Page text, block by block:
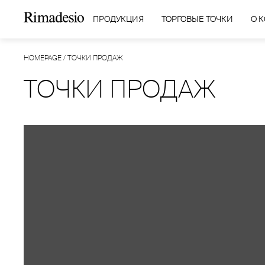
ПРОДУКЦИЯ ТОРГОВЫЕ ТОЧКИ О
HOMEPAGE/ТОЧКИ ПРОДАЖ
ТОЧКИ ПРОДАЖ